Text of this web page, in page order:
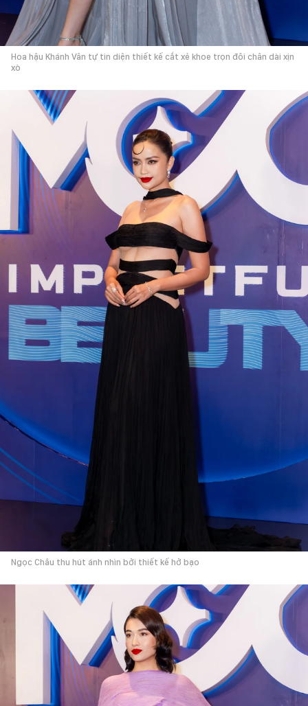
Hoa hậu Khánh Vân tự tin diện thiết kế cắt xẻ khoe trọn đôi chân dài xịn
xò
Ngọc Châu thu hút ánh nhìn bởi thiết kế hở bạo